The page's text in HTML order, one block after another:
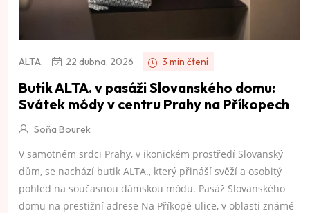
ALTA. 22 dubna, 2026 3 min čtení
Butik ALTA. v pasáži Slovanského domu:
Svátek módy v centru Prahy na Příkopech
Soňa Bourek
V samotném srdci Prahy, v ikonickém prostředí Slovanský
dům, se nachází butik ALTA., který přináší svěží a osobitý
pohled na současnou dámskou módu. Pasáž Slovanského
domu na prestižní adrese Na Příkopě ulice, v oblasti známé